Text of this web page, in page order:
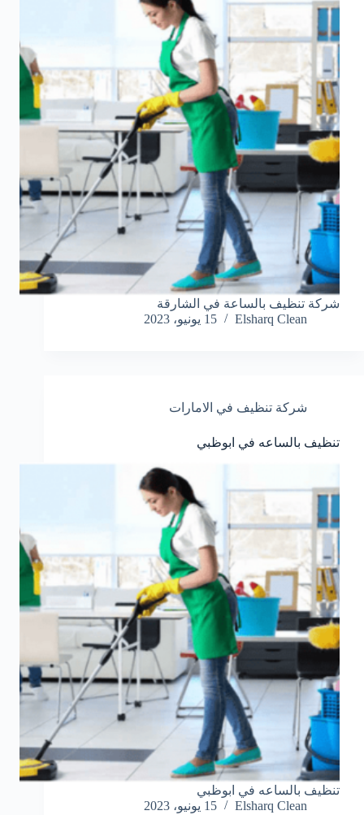
شركة تنظيف بالساعة في الشارقة
Elsharq Clean
15 يونيو، 2023
شركة تنظيف في الامارات
تنظيف بالساعه في ابوظبي
تنظيف بالساعه في ابوظبي
Elsharq Clean
15 يونيو، 2023